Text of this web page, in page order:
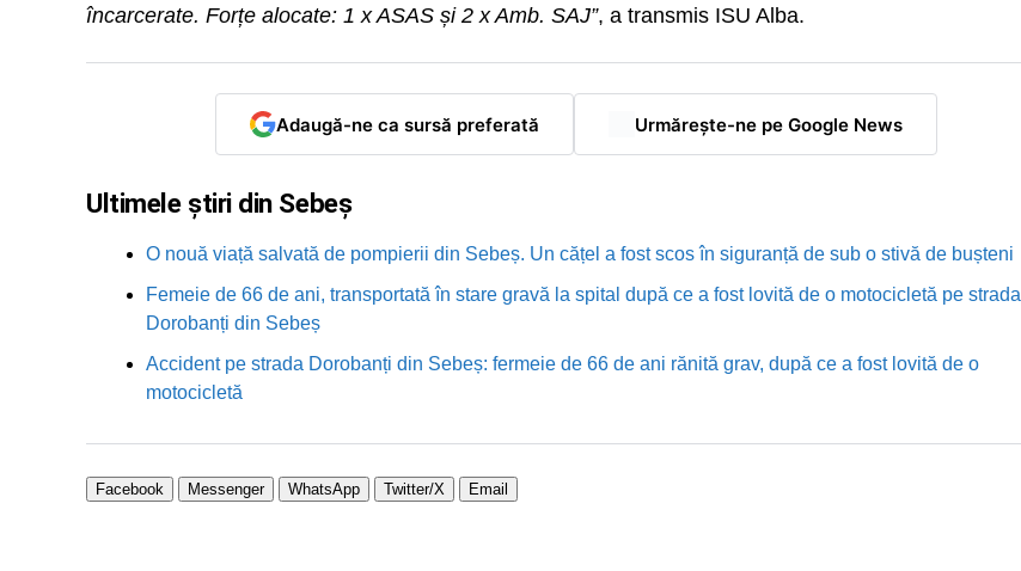
încarcerate. Forțe alocate: 1 x ASAS și 2 x Amb. SAJ”, a transmis ISU Alba.
Adaugă-ne ca sursă preferată Urmărește-ne pe Google News
Ultimele știri din Sebeș
O nouă viață salvată de pompierii din Sebeș. Un cățel a fost scos în siguranță de sub o stivă de bușteni
Femeie de 66 de ani, transportată în stare gravă la spital după ce a fost lovită de o motocicletă pe strada
Dorobanți din Sebeș
Accident pe strada Dorobanți din Sebeș: fermeie de 66 de ani rănită grav, după ce a fost lovită de o
motocicletă
Facebook Messenger WhatsApp Twitter/X Email